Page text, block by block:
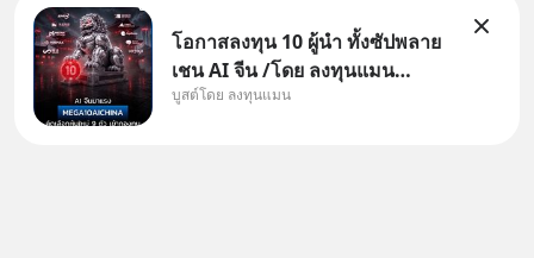
โอกาสลงทุน 10 ผู้นำ ทั้งซัปพลาย
เชน AI จีน /โดย ลงทุนแมน
✅ลงทุนตรง คัด 10 ผู้นำเน้น ๆ ใน
บูสต์โดย ลงทุนแมน